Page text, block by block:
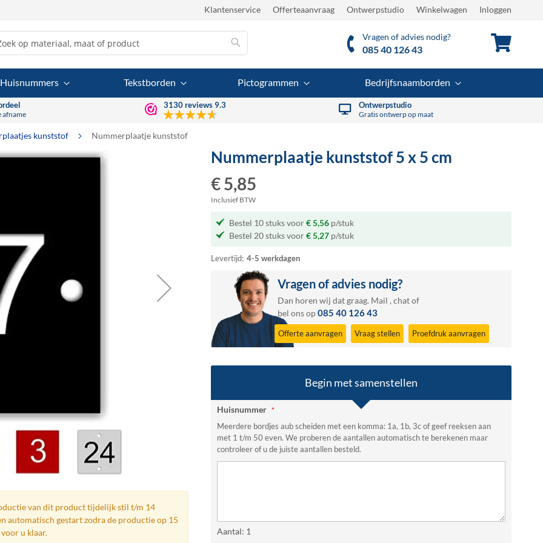
Klantenservice Offerteaanvraag Ontwerpstudio Winkelwagen Inloggen
Vragen of advies nodig?
085 40 126 43
Huisnummers Tekstborden Pictogrammen Bedrijfsnaamborden
afname
3130reviews9.3 Ontwerpstudio
Gratis ontwerp op maat
kunststof
Nummerplaatje kunststof
Nummerplaatje kunststof5 x 5 cm
€ 5,85
Inclusief BTW
Bestel 10 stuks voor€ 5,56 p/stuk
Bestel 20 stuks voor€ 5,27 p/stuk
Levertijd: 4-5 werkdagen
Vragen of advies nodig?
Dan horen wij dat graag. Mail , chatof
bel ons op085 40 126 43
Offerte aanvragen Vraag stellen Proefdruk aanvragen
Begin met samenstellen
Huisnummer
Meerdere bordjes aub scheiden met een komma: 1a, 1b, 3c of geef reeksen aan
met 1 t/m 50 even. We proberen de aantallen automatisch te berekenen maar
controleer of u de juiste aantallen besteld.
Aantal: 1
van dit product tijdelijk stil t/m 14
automatisch gestart zodra de productie op 15
u klaar.